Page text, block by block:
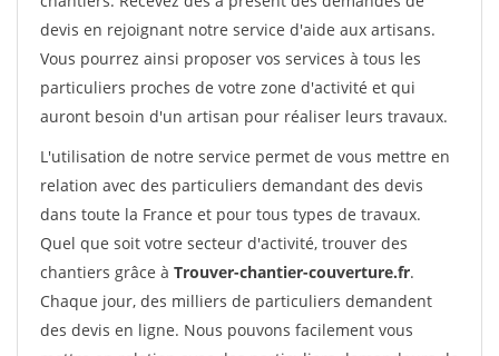
devis en rejoignant notre service d'aide aux artisans.
Vous pourrez ainsi proposer vos services à tous les
particuliers proches de votre zone d'activité et qui
auront besoin d'un artisan pour réaliser leurs travaux.
L'utilisation de notre service permet de vous mettre en
relation avec des particuliers demandant des devis
dans toute la France et pour tous types de travaux.
Quel que soit votre secteur d'activité, trouver des
chantiers grâce à Trouver-chantier-couverture.fr.
Chaque jour, des milliers de particuliers demandent
des devis en ligne. Nous pouvons facilement vous